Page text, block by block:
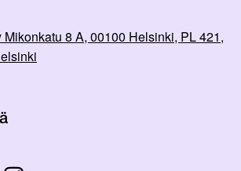
Mikonkatu 8 A, 00100 Helsinki, PL 421,